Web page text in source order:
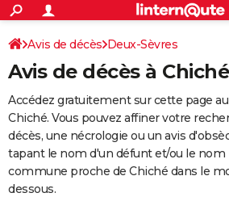
ACTUALITÉS
Politique
Société
Faits Divers
Education
Monde
Villes
+
SPORT
Coupe du monde 2026
Football
Tennis
Cyclisme
Rugby
Forum
Programme TV
TNT
Streaming
Cinéma
Sorties cinéma
Musique
+
FINANCE
Retraite
Epargne
Immobilier
Risques naturels par ville
Assurance
AUTO
Essais
Réserver un essai
Citadines
Berlines
SUV
Forum auto
+
HIGH-TECH
Connexion
Avis de décès Deux-Sèvres
Avis de décès à
Accédez gratuitement sur cette page
Chiché. Vous pouvez affiner votre
décès, une nécrologie ou un avis
tapant le nom d'un défunt et/ou le nom
commune proche de Chiché dans le
dessous.